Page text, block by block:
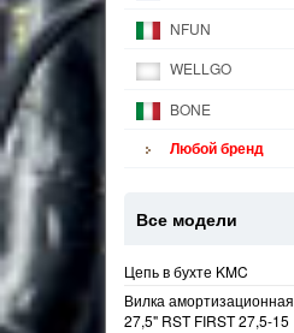
NFUN
WELLGO
BONE
Любой бренд
Все модели
Цепь в бухте KMC
Вилка амортизационная
27,5" RST FIRST 27,5-15